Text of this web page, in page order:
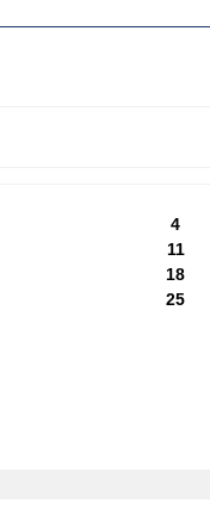
4
11
18
25